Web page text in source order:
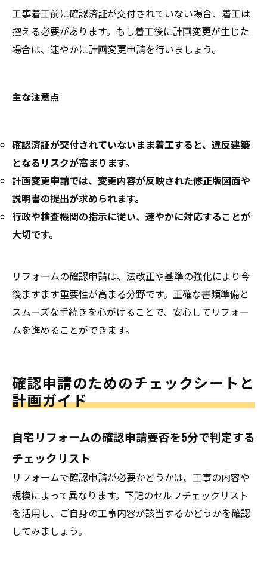
工事着工前に確認済証が交付されていない場合、着工は
控える必要があります。もし着工後に計画変更が生じた
場合は、速やかに計画変更申請を行いましょう。
主な注意点
確認済証が交付されていないまま着工すると、違反建築
となるリスクが高まります。
計画変更申請では、変更内容が反映された修正版図面や
説明書の提出が求められます。
行政や検査機関の指示に従い、速やかに対応することが
大切です。
リフォームの確認申請は、法改正や基準の強化により今
後ますます重要性が高まる分野です。正確な書類準備と
スムーズな手続きを心がけることで、安心してリフォー
ムを進めることができます。
確認申請のためのチェックシートと
計画ガイド
自宅リフォームの確認申請要否を5分で判定する
チェックリスト
リフォームで確認申請が必要かどうかは、工事の内容や
規模によって異なります。下記のセルフチェックリスト
を活用し、ご自身の工事内容が該当するかどうかを確認
してみましょう。